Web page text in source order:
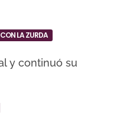
LA ZURDA